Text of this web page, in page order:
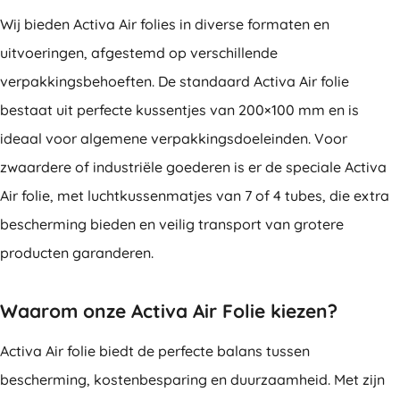
Wij bieden Activa Air folies in diverse formaten en
uitvoeringen, afgestemd op verschillende
verpakkingsbehoeften. De standaard Activa Air folie
bestaat uit perfecte kussentjes van 200×100 mm en is
ideaal voor algemene verpakkingsdoeleinden. Voor
zwaardere of industriële goederen is er de speciale Activa
Air folie, met luchtkussenmatjes van 7 of 4 tubes, die extra
bescherming bieden en veilig transport van grotere
producten garanderen.
Waarom onze Activa Air Folie kiezen?
Activa Air folie biedt de perfecte balans tussen
bescherming, kostenbesparing en duurzaamheid. Met zijn